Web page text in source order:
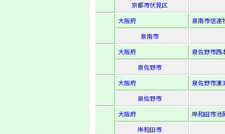
京都市伏見区
大阪府
泉南市信達
泉南市
大阪府
泉佐野市西
泉佐野市
大阪府
泉佐野市湊
泉佐野市
大阪府
岸和田市池
岸和田市